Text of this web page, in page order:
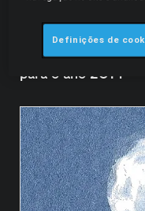
12.2013
Legal Alert
dos subsídios de
para o ano 2014
Definições de